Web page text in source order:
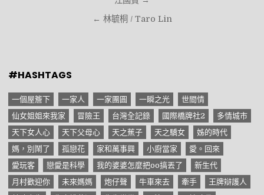
← 林毓桐 / Taro Lin
#HASHTAGS
一個屋簷下 一家人 一家團圓 一瞬之光
世間情
仙女姐姐來我家
冒險王 台灣全記錄 國際橋牌社2
多情城市
天下女人心
天下父母心 天之蕉子 天之驕女
姊的時代
媽，別鬧了
孤戀花 家和萬事興 小廚當家
愛。回來
愛玩客
戀愛是科學 我的婆婆怎麼把oo搞丟了
新生代
月村歡迎你
未來媽媽 炮仔聲 牛車來去 牽手
王牌辯護人